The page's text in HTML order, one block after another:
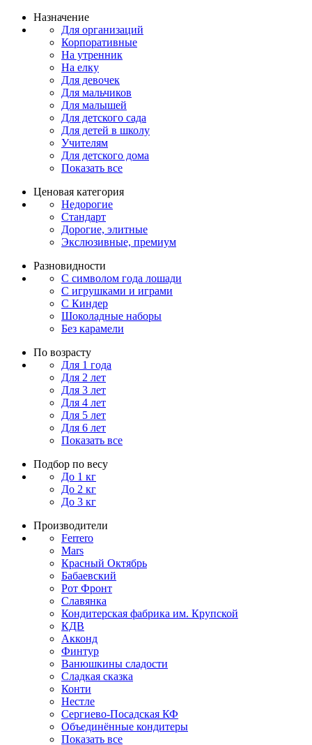
Назначение
Для организаций
Корпоративные
На утренник
На елку
Для девочек
Для мальчиков
Для малышей
Для детского сада
Для детей в школу
Учителям
Для детского дома
Показать все
Ценовая категория
Недорогие
Стандарт
Дорогие, элитные
Экслюзивные, премиум
Разновидности
С символом года лошади
С игрушками и играми
С Киндер
Шоколадные наборы
Без карамели
По возрасту
Для 1 года
Для 2 лет
Для 3 лет
Для 4 лет
Для 5 лет
Для 6 лет
Показать все
Подбор по весу
До 1 кг
До 2 кг
До 3 кг
Производители
Ferrero
Mars
Красный Октябрь
Бабаевский
Рот Фронт
Славянка
Кондитерская фабрика им. Крупской
КДВ
Акконд
Финтур
Ванюшкины сладости
Сладкая сказка
Конти
Нестле
Сергиево-Посадская КФ
Объединённые кондитеры
Показать все